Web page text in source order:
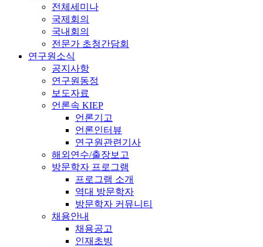
전체세미나
국제회의
국내회의
전문가 초청간담회
연구원소식
공지사항
연구원동정
보도자료
언론속 KIEP
언론기고
언론인터뷰
연구원관련기사
해외연수/출장보고
방문학자 프로그램
프로그램 소개
역대 방문학자
방문학자 커뮤니티
채용안내
채용공고
인재초빙